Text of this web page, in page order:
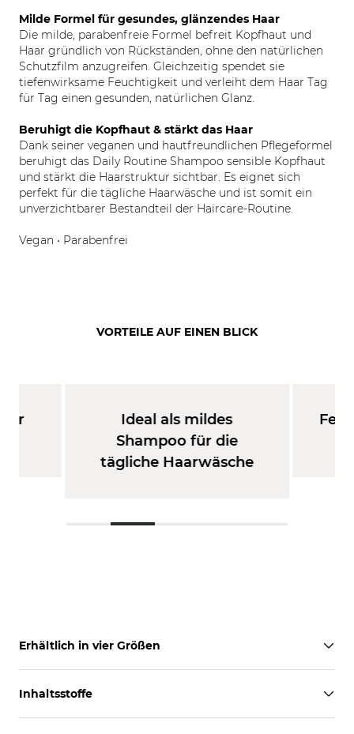
Milde Formel für gesundes, glänzendes Haar
Die milde, parabenfreie Formel befreit Kopfhaut und
Haar gründlich von Rückständen, ohne den natürlichen
Schutzfilm anzugreifen. Gleichzeitig spendet sie
tiefenwirksame Feuchtigkeit und verleiht dem Haar Tag
für Tag einen gesunden, natürlichen Glanz.
Beruhigt die Kopfhaut & stärkt das Haar
Dank seiner veganen und hautfreundlichen Pflegeformel
beruhigt das Daily Routine Shampoo sensible Kopfhaut
und stärkt die Haarstruktur sichtbar. Es eignet sich
perfekt für die tägliche Haarwäsche und ist somit ein
unverzichtbarer Bestandteil der Haircare-Routine.
Vegan • Parabenfrei
VORTEILE AUF EINEN BLICK
für
Ideal als mildes
Shampoo für die
tägliche Haarwäsche
Erhältlich in vier Größen
Inhaltsstoffe